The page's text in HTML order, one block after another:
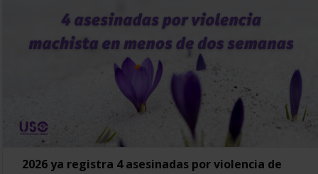
2026 ya registra 4 asesinadas por violencia de